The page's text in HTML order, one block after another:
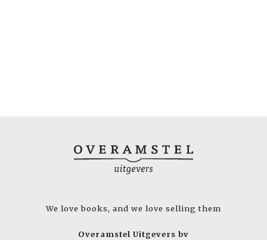
We love books, and we love selling them
Overamstel Uitgevers bv